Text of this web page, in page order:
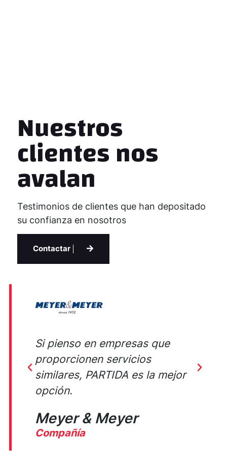
Nuestros
clientes nos
avalan
Testimonios de clientes que han depositado
su confianza en nosotros
Contactar
Si pienso en empresas que
proporcionen servicios
similares, PARTIDA es la mejor
opción.
Meyer & Meyer
Compañía